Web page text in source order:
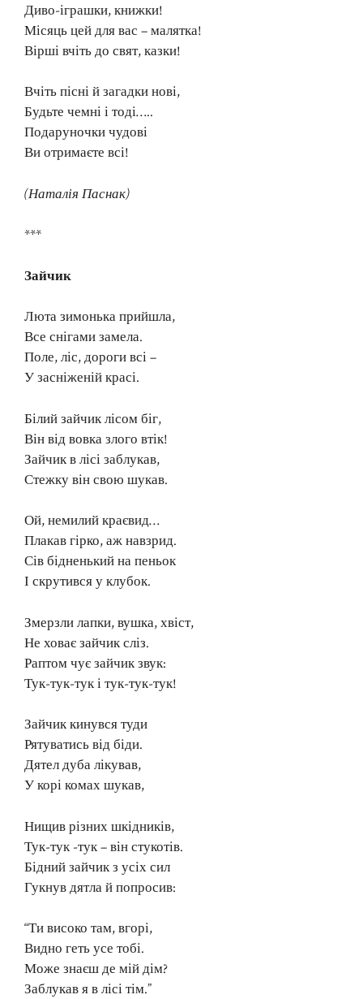
Диво-іграшки, книжки!
Місяць цей для вас – малятка!
Вірші вчіть до свят, казки!
Вчіть пісні й загадки нові,
Будьте чемні і тоді…..
Подаруночки чудові
Ви отримаєте всі!
(Наталія Паснак)
***
Зайчик
Люта зимонька прийшла,
Все снігами замела.
Поле, ліс, дороги всі –
У засніженій красі.
Білий зайчик лісом біг,
Він від вовка злого втік!
Зайчик в лісі заблукав,
Стежку він свою шукав.
Ой, немилий краєвид…
Плакав гірко, аж навзрид.
Сів бідненький на пеньок
І скрутився у клубок.
Змерзли лапки, вушка, хвіст,
Не ховає зайчик сліз.
Раптом чує зайчик звук:
Тук-тук-тук і тук-тук-тук!
Зайчик кинувся туди
Рятуватись від біди.
Дятел дуба лікував,
У корі комах шукав,
Нищив різних шкідників,
Тук-тук -тук – він стукотів.
Бідний зайчик з усіх сил
Гукнув дятла й попросив:
“Ти високо там, вгорі,
Видно геть усе тобі.
Може знаєш де мій дім?
Заблукав я в лісі тім.”